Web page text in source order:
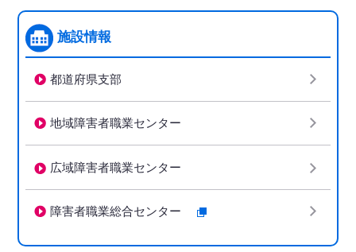
施設情報
都道府県支部
地域障害者職業センター
広域障害者職業センター
障害者職業総合センター